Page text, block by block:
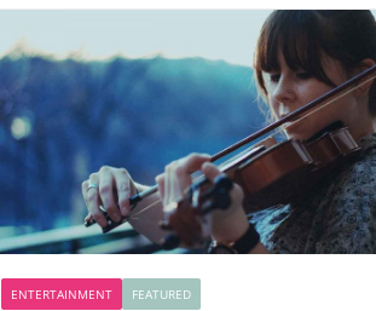
ENTERTAINMENT FEATURED